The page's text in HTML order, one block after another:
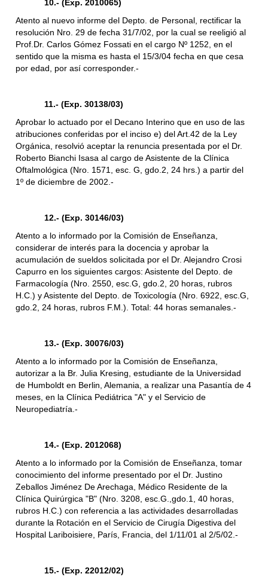
10.- (Exp. 2010065)
Atento al nuevo informe del Depto. de Personal, rectificar la
resolución Nro. 29 de fecha 31/7/02, por la cual se reeligió al
Prof.Dr. Carlos Gómez Fossati en el cargo Nº 1252, en el
sentido que la misma es hasta el 15/3/04 fecha en que cesa
por edad, por así corresponder.-
11.- (Exp. 30138/03)
Aprobar lo actuado por el Decano Interino que en uso de las
atribuciones conferidas por el inciso e) del Art.42 de la Ley
Orgánica, resolvió aceptar la renuncia presentada por el Dr.
Roberto Bianchi Isasa al cargo de Asistente de la Clínica
Oftalmológica (Nro. 1571, esc. G, gdo.2, 24 hrs.) a partir del
1º de diciembre de 2002.-
12.- (Exp. 30146/03)
Atento a lo informado por la Comisión de Enseñanza,
considerar de interés para la docencia y aprobar la
acumulación de sueldos solicitada por el Dr. Alejandro Crosi
Capurro en los siguientes cargos: Asistente del Depto. de
Farmacología (Nro. 2550, esc.G, gdo.2, 20 horas, rubros
H.C.) y Asistente del Depto. de Toxicología (Nro. 6922, esc.G,
gdo.2, 24 horas, rubros F.M.). Total: 44 horas semanales.-
13.- (Exp. 30076/03)
Atento a lo informado por la Comisión de Enseñanza,
autorizar a la Br. Julia Kresing, estudiante de la Universidad
de Humboldt en Berlin, Alemania, a realizar una Pasantía de 4
meses, en la Clínica Pediátrica "A" y el Servicio de
Neuropediatría.-
14.- (Exp. 2012068)
Atento a lo informado por la Comisión de Enseñanza, tomar
conocimiento del informe presentado por el Dr. Justino
Zeballos Jiménez De Arechaga, Médico Residente de la
Clínica Quirúrgica "B" (Nro. 3208, esc.G.,gdo.1, 40 horas,
rubros H.C.) con referencia a las actividades desarrolladas
durante la Rotación en el Servicio de Cirugía Digestiva del
Hospital Lariboisiere, París, Francia, del 1/11/01 al 2/5/02.-
15.- (Exp. 22012/02)